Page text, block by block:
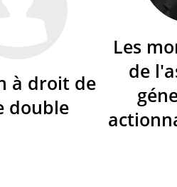
à droit de
double
Les
de